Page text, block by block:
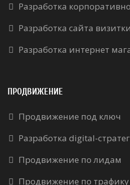
Разработка
Разработка сайта визитки
Разработка интернет
ПРОДВИЖЕНИЕ
Продвижение под ключ
Разработка digital-
Продвижение по лидам
Продвижение по трафику